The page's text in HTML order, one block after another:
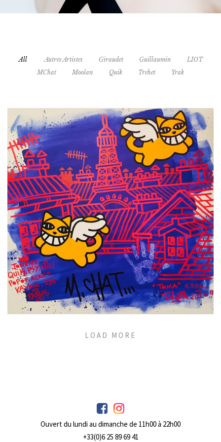
All Autres Artistes Giraudet Guillaumin
LIOT
MChat
Moolan Quik Trehet Yrak
M. CHAT
LOAD MORE
Ouvert du lundi au dimanche de 11h00 à 22h00
+33(0)6 25 89 69 41